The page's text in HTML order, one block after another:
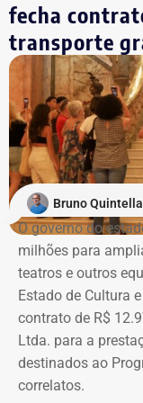
Eleitoral (TSE).
Trecho da ação civil
Na ação, a
cadastrais,
dispositivos
administradores
meios de
pagamento. Com
elaborar uma
compartilham
administradores,
pagamento ou
aquisições do
integralmente. Em
mostra
Com informações
“O Globo”.
fecha
transporte
Bruno Quintella
O governo do
milhões para
teatros e outros
Estado de Cultura
contrato de R$
Ltda. para a
destinados ao
correlatos.